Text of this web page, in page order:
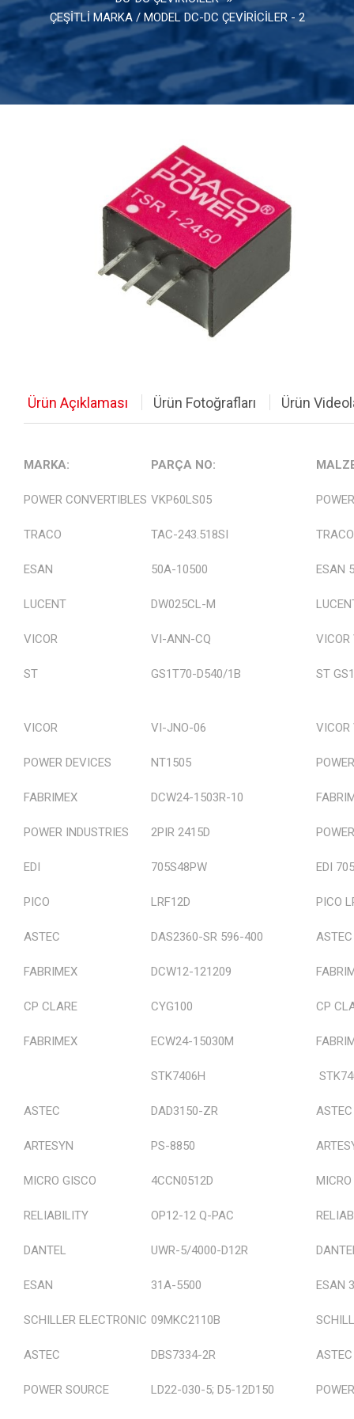
Optik Sistemleri
Potansiyometreler
Konnektörler
Transistör Mosfet ve Diyotlar
Kondansatör / Kapasitörler
Komponent Listesi
Diğer Ürünler
Güç Kaynakları
RF Ürünler
Devreleri
Temiz Oda Ürünleri
Kristal Osilatör
Sigorta-Devre Kesici
Prob
Haberleşme Sistemleri Yedek
Parçaları
Sensörler
Referanslarımız
ÇEŞİTLİ MARKA / MODEL DC-DC ÇEVİRİCİLER - 2
Ürün Açıklaması Ürün Fotoğrafları Ürün
MARKA: PARÇA NO:
POWER CONVERTIBLES VKP60LS05
TRACO TAC-243.518SI
ESAN 50A-10500 ESAN
LUCENT DW025CL-M
VICOR VI-ANN-CQ
ST GS1T70-D540/1B ST
VICOR VI-JNO-06
POWER DEVICES NT1505
FABRIMEX DCW24-1503R-10
POWER INDUSTRIES 2PIR 2415D
EDI 705S48PW EDI
PICO LRF12D PICO
ASTEC DAS2360-SR 596-400
FABRIMEX DCW12-121209
CP CLARE CYG100 CP
FABRIMEX ECW24-15030M
STK7406H
ASTEC DAD3150-ZR
ARTESYN PS-8850
MICRO GISCO 4CCN0512D
RELIABILITY OP12-12 Q-PAC
DANTEL UWR-5/4000-D12R
ESAN 31A-5500 ESAN
SCHILLER ELECTRONIC 09MKC2110B
ASTEC DBS7334-2R
POWER SOURCE LD22-030-5; D5-12D150